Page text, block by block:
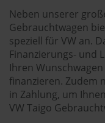
Neben unserer
Gebrauchtwagen
speziell für VW an.
Finanzierungs- und
Ihren
finanzieren. Zudem
in Zahlung, um
VW Taigo